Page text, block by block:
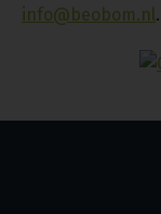
info@beobom.nl